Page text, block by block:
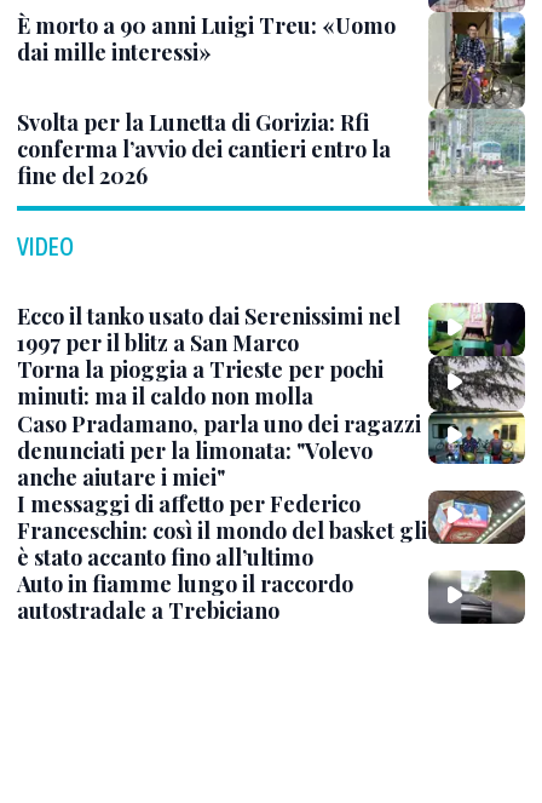
È morto a 90 anni Luigi Treu: «Uomo
dai mille interessi»
Svolta per la Lunetta di Gorizia: Rfi
conferma l’avvio dei cantieri entro la
fine del 2026
VIDEO
Ecco il tanko usato dai Serenissimi nel
1997 per il blitz a San Marco
Torna la pioggia a Trieste per pochi
minuti: ma il caldo non molla
Caso Pradamano, parla uno dei ragazzi
denunciati per la limonata: "Volevo
anche aiutare i miei"
I messaggi di affetto per Federico
Franceschin: così il mondo del basket gli
è stato accanto fino all’ultimo
Auto in fiamme lungo il raccordo
autostradale a Trebiciano